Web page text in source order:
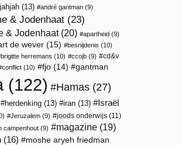
(13) andré gantman (9)
& Jodenhaat (23)
& Jodenhaat(20) apartheid (9)
de wever (15) besnijdenis (10)
brigitte herremans (10) ccojb (9)
cd&v
conflict (10) fjo (14) gantman
(122) Hamas (27)
herdenking (13) iran (13)
Israël
Jeruzalem (9) joods onderwijs (11)
campenhout (9) magazine (19)
(16)
moshe aryeh friedman